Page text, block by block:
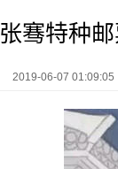
张骞特种
2019-06-07 01:09:05